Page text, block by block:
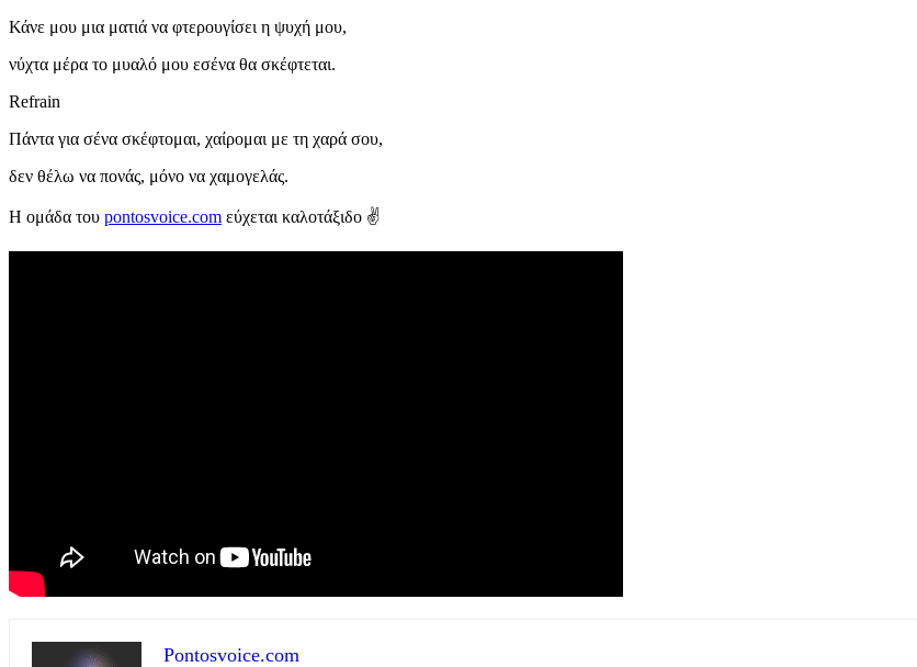
Κάνε μου μια ματιά να φτερουγίσει η ψυχή μου,
νύχτα μέρα το μυαλό μου εσένα θα σκέφτεται.
Refrain
Πάντα για σένα σκέφτομαι, χαίρομαι με τη χαρά σου,
δεν θέλω να πονάς, μόνο να χαμογελάς.
Η ομάδα του pontosvoice.com εύχεται καλοτάξιδο ✌️
Pontosvoice.com